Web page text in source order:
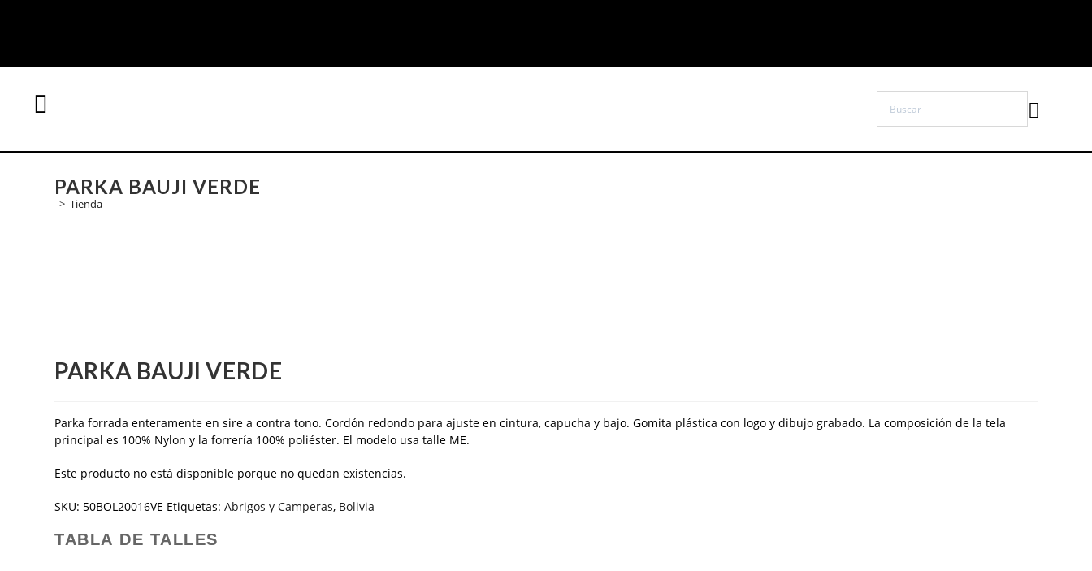
PARKA BAUJI VERDE
> Tienda
PARKA BAUJI VERDE
Parka forrada enteramente en sire a contra tono. Cordón redondo para ajuste en cintura, capucha y bajo. Gomita plástica con logo y dibujo grabado. La composición de la tela
principal es 100% Nylon y la forrería 100% poliéster. El modelo usa talle ME.
Este producto no está disponible porque no quedan existencias.
SKU: 50BOL20016VE Etiquetas:Abrigos y Camperas, Bolivia
TABLA DE TALLES